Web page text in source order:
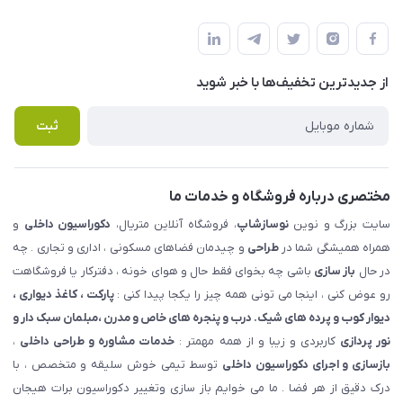
املاک مدنی - نوساز شاپ
لیست محصولات
درباره ما
قوانین و مقررات
حریم خصوصی
راهنما
پرسش های متداول
از جدید‌ترین تخفیف‌ها با‌ خبر شوید
ثبت
مختصری درباره فروشگاه و خدمات ما
سایت بزرگ و نویننوسازشاپ، فروشگاه آنلاین متریال، دکوراسیون داخلی و
همراه همیشگی شما درطراحی و چیدمان فضاهای مسکونی ، اداری و تجاری . چه
در حال باز سازی باشی چه بخوای فقط حال و هوای خونه ، دفترکار یا فروشگاهت
رو عوض کنی ، اینجا می تونی همه چیز را یکجا پیدا کنی :پارکت ، کاغذ دیواری ،
دیوار کوب و پرده های شیک. درب و پنجره های خاص و مدرن ،مبلمان سبک دار و
نور پردازی کاربردی و زیبا و از همه مهمتر : خدمات مشاوره و طراحی داخلی ،
بازسازی و اجرای دکوراسیون داخلی توسط تیمی خوش سلیقه و متخصص ، با
درک دقیق از هر فضا . ما می خوایم باز سازی وتغییر دکوراسیون برات هیجان